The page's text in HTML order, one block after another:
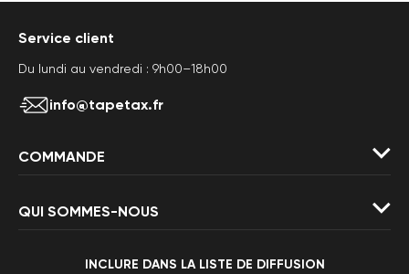
Service client
Du lundi au vendredi : 9h00–18h00
info@tapetax.fr
COMMANDE
QUI SOMMES-NOUS
INCLURE DANS LA LISTE DE DIFFUSION